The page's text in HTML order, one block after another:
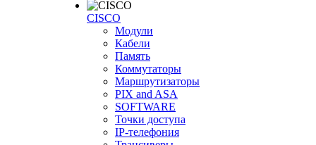
CISCO
Модули
Кабели
Память
Коммутаторы
Маршрутизаторы
PIX and ASA
SOFTWARE
Точки доступа
IP-телефония